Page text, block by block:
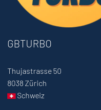
GBTURBO
Thujastrasse 50
8038 Zürich
Schweiz